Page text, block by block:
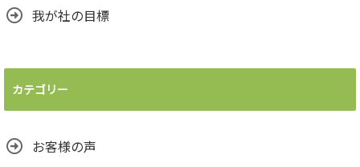
我が社の目標
カテゴリー
お客様の声